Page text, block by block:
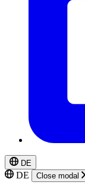
DE
DE Close modal